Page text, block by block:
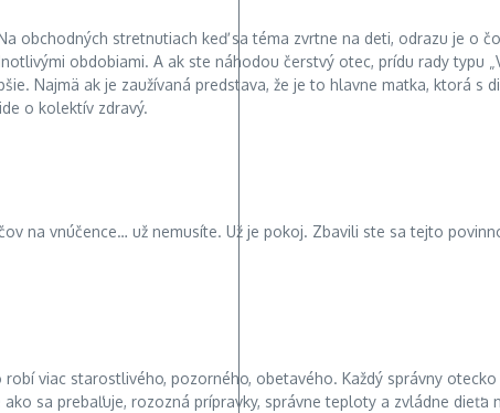
obchodných stretnutiach keď sa téma zvrtne na deti, odrazu je o
obdobiami. A ak ste náhodou čerstvý otec, prídu rady typu
Najmä ak je zaužívaná predstava, že je to hlavne matka, ktorá s
o kolektív zdravý.
na vnúčence… už nemusíte. Už je pokoj. Zbavili ste sa tejto
viac starostlivého, pozorného, obetavého. Každý správny
sa prebaľuje, rozozná prípravky, správne teploty a zvládne